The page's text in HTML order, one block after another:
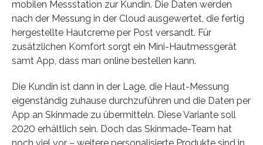
mobilen Messstation zur Kundin. Die Daten werden
nach der Messung in der Cloud ausgewertet, die fertig
hergestellte Hautcreme per Post versandt. Für
zusätzlichen Komfort sorgt ein Mini-Hautmessgerät
samt App, dass man online bestellen kann.
Die Kundin ist dann in der Lage, die Haut-Messung
eigenständig zuhause durchzuführen und die Daten per
App an Skinmade zu übermitteln. Diese Variante soll
2020 erhältlich sein. Doch das Skinmade-Team hat